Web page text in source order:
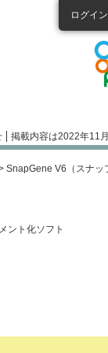
ログイン
掲載内容は2022年11
SnapGene V6（スナッ
ント化ソフト